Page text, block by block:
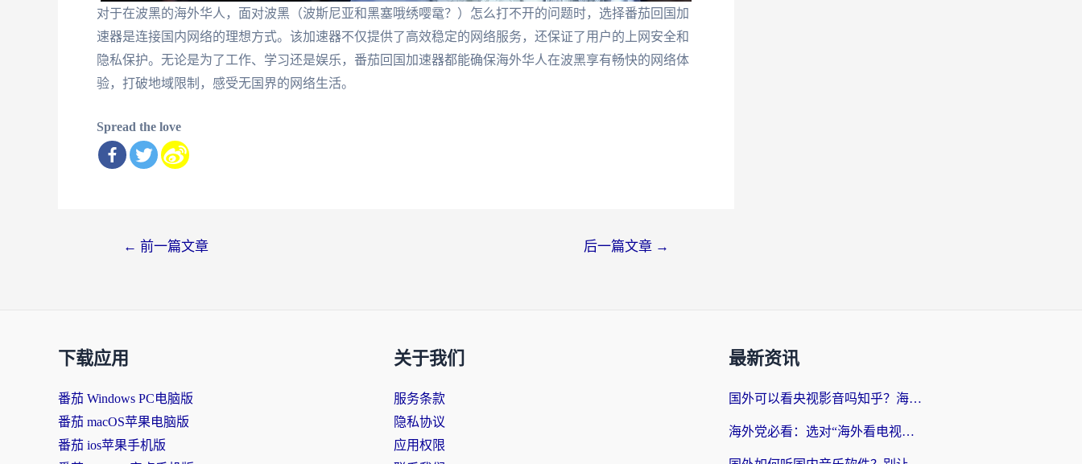
对于在波黑的海外华人，面对波黑（波斯尼亚和黑塞哦绣嘤鼋？）怎么打不开的问题时，选择番茄回国加
速器是连接国内网络的理想方式。该加速器不仅提供了高效稳定的网络服务，还保证了用户的上网安全和
隐私保护。无论是为了工作、学习还是娱乐，番茄回国加速器都能确保海外华人在波黑享有畅快的网络体
验，打破地域限制，感受无国界的网络生活。
Spread the love
← 前一篇文章 后一篇文章 →
下载应用
番茄 Windows PC电脑版
番茄 macOS苹果电脑版
番茄 ios苹果手机版
关于我们
服务条款
隐私协议
应用权限
最新资讯
国外可以看央视影音吗知乎？海外党亲测有效的回国加速方案
海外党必看：选对“海外看电视剧软件”，再也不用愁国内剧刷不了